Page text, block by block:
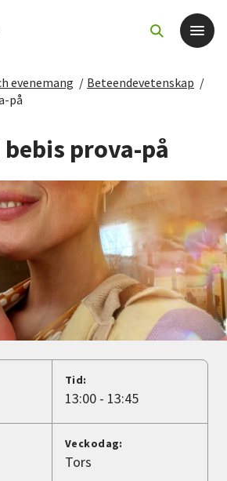
evenemang
evenemang / Beteendevetenskap /
på
prova-på
Tid:
13:00 - 13:45
Veckodag:
Tors